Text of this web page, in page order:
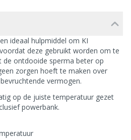
ideaal hulpmiddel om KI
deze gebruikt worden om te
de ontdooide sperma beter op
zorgen hoeft te maken over
vermogen.
op de juiste temperatuur gezet
powerbank.